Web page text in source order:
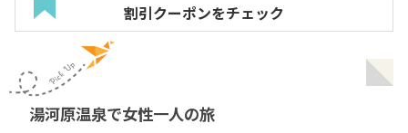
割引クーポンをチェック
湯河原温泉で女性一人の旅